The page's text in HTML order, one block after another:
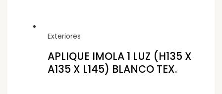
Exteriores
APLIQUE IMOLA 1 LUZ (H135 X
A135 X L145) BLANCO TEX.